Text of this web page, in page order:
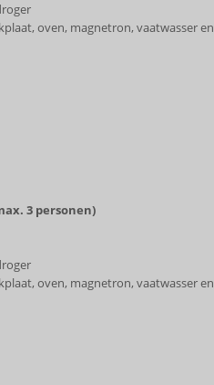
oven, magnetron, vaatwasser en
3 personen)
oven, magnetron, vaatwasser en